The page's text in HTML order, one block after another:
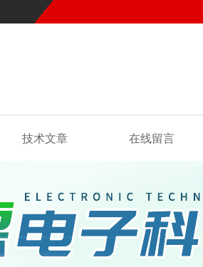
技术文章 在线留言